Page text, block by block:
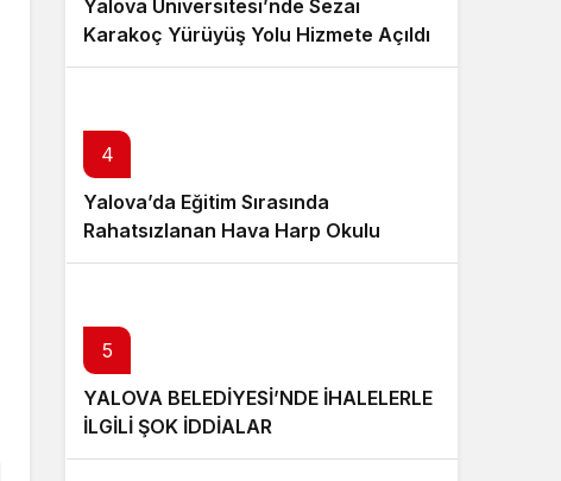
Yalova Üniversitesi’nde Sezai
Karakoç Yürüyüş Yolu Hizmete Açıldı
4
Yalova’da Eğitim Sırasında
Rahatsızlanan Hava Harp Okulu
Öğrencisi Veli Bilgin Şehit Oldu
5
YALOVA BELEDİYESİ’NDE İHALELERLE
İLGİLİ ŞOK İDDİALAR